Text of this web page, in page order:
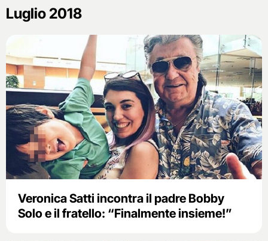
Luglio 2018
Veronica Satti incontra il padre Bobby
Solo e il fratello: “Finalmente insieme!”